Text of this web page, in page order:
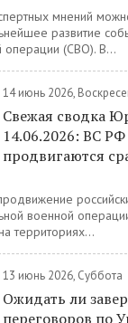
мнений
развитие
операции (СВО). В...
14 июнь 2026,
Свежая сводка
14.06.2026: ВС
продвигаются
военной
территориях...
13 июнь 2026, Суббота
Ожидать ли
переговоров по